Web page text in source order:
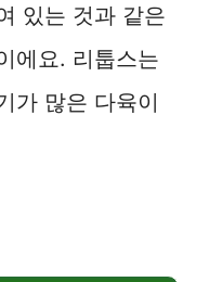
있는 것과 같은
에요. 리툽스는
가 많은 다육이